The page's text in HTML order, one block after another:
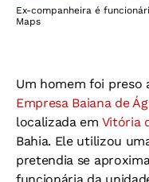
Ex-companheira é
Maps
Um homem foi preso
Empresa Baiana de
localizada em Vitória
Bahia. Ele utilizou
pretendia se